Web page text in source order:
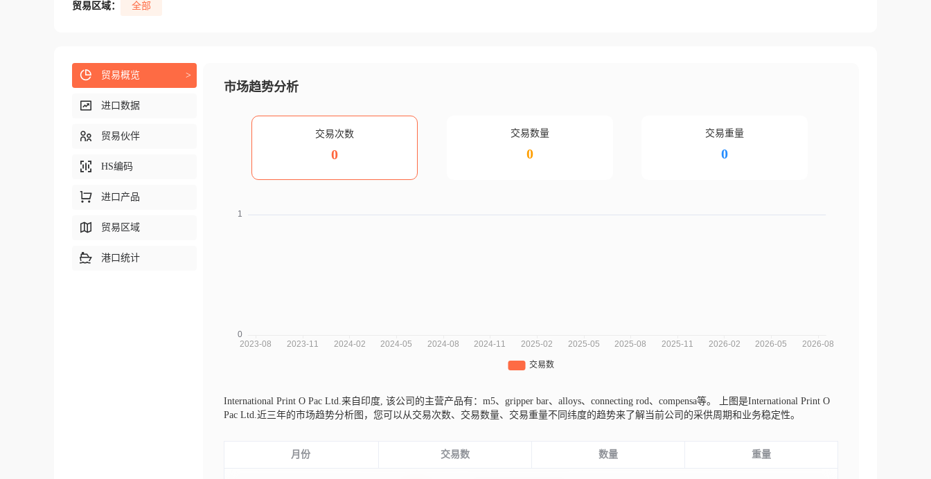
贸易区域： 全部
市场趋势分析
交易次数
0
交易数量
0
交易重量
0
International Print O Pac Ltd.来自印度, 该公司的主营产品有：m5、gripper bar、alloys、connecting rod、compensa等。
上图是International Print O
Pac Ltd.近三年的市场趋势分析图，您可以从交易次数、交易数量、交易重量不同纬度的趋势来了解当前公司的采供周期和业务稳定性。
月份 交易数 数量 重量
贸易概览 >
进口数据
贸易伙伴
HS编码
进口产品
贸易区域
港口统计